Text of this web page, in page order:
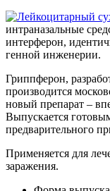
интраназальные
интерферон,
генной инженерии.
Гриппферон,
производится
новый препарат –
Выпускается
предварительного
Применяется для
заражения.